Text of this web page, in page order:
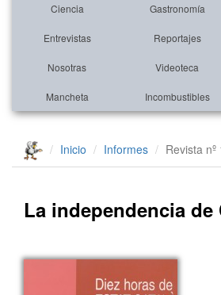
Ciencia Gastronomía
Entrevistas Reportajes
Nosotras Videoteca
Mancheta Incombustibles
Inicio Informes Revista nº
La independencia de